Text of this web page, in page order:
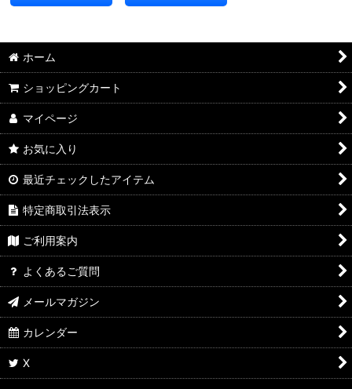
ホーム
ショッピングカート
マイページ
お気に入り
最近チェックしたアイテム
特定商取引法表示
ご利用案内
よくあるご質問
メールマガジン
カレンダー
X